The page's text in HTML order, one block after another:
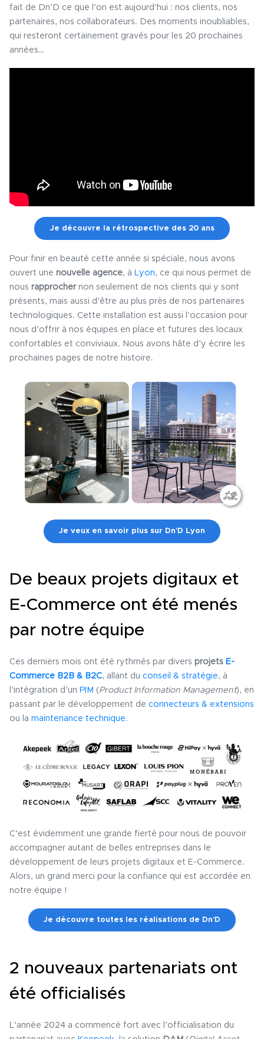
fait de Dn’D ce que l’on est aujourd’hui : nos clients, nos
partenaires, nos collaborateurs. Des moments inoubliables,
qui resteront certainement gravés pour les 20 prochaines
années…
Je découvre la rétrospective des 20 ans
Pour finir en beauté cette année si spéciale, nous avons
ouvert une nouvelle agence, à Lyon, ce qui nous permet de
nous rapprochernon seulement de nos clients qui y sont
présents, mais aussi d’être au plus près de nos partenaires
technologiques. Cette installation est aussi l’occasion pour
nous d’offrir à nos équipes en place et futures des locaux
confortables et conviviaux. Nous avons hâte d’y écrire les
prochaines pages de notre histoire.
Je veux en savoir plus sur Dn’D Lyon
De beaux projets digitaux et
E-Commerce ont été menés
par notre équipe
Ces derniers mois ont été rythmés par divers projets E-
Commerce B2B & B2C, allant du conseil & stratégie, à
l’intégration d’un PIM (Product Information Management), en
passant par le développement de connecteurs & extensions
ou la maintenance technique.
C’est évidemment une grande fierté pour nous de pouvoir
accompagner autant de belles entreprises dans le
développement de leurs projets digitaux et E-Commerce.
Alors, un grand merci pour la confiance qui est accordée en
notre équipe !
Je découvre toutes les réalisations de Dn’D
2 nouveaux partenariats ont
été officialisés
L’année 2024 a commencé fort avec l’officialisation du